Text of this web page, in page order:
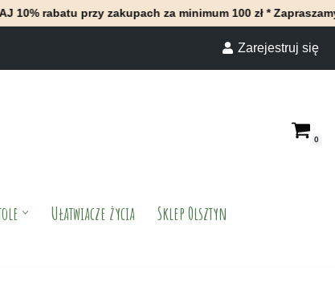
zakupach za minimum 100 zł * Zapraszamy do naszego
Zarejestruj się
0
Ułatwiacze życia
Sklep Olsztyn